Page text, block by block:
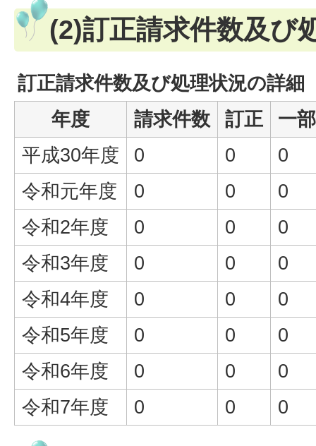
(2)訂正請求件数及び
訂正請求件数及び処理状況の詳細
年度
請求件数 訂正
一
平成30年度
0 0
0
令和元年度
0 0
0
令和2年度
0 0
0
令和3年度
0 0
0
令和4年度
0 0
0
令和5年度
0 0
0
令和6年度
0 0
0
令和7年度
0 0 0